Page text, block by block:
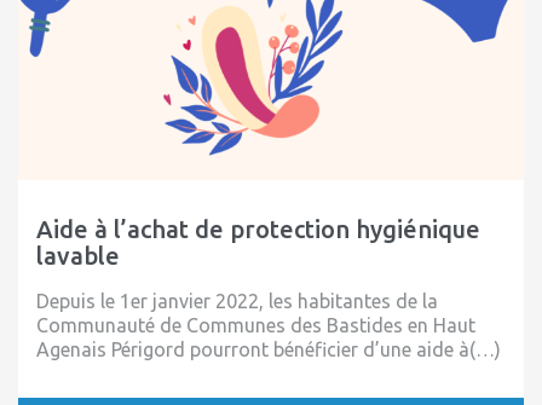
Aide à l’achat de protection hygiénique
lavable
Depuis le 1er janvier 2022, les habitantes de la
Communauté de Communes des Bastides en Haut
Agenais Périgord pourront bénéficier d’une aide à(…)